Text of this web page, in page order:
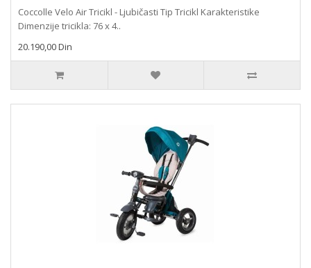
Coccolle Velo Air Tricikl - Ljubičasti Tip Tricikl Karakteristike
Dimenzije tricikla: 76 x 4..
20.190,00 Din